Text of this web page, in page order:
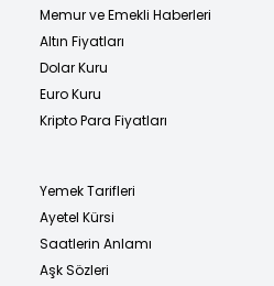
Memur ve Emekli Haberleri
Altın Fiyatları
Dolar Kuru
Euro Kuru
Kripto Para Fiyatları
Yemek Tarifleri
Ayetel Kürsi
Saatlerin Anlamı
Aşk Sözleri